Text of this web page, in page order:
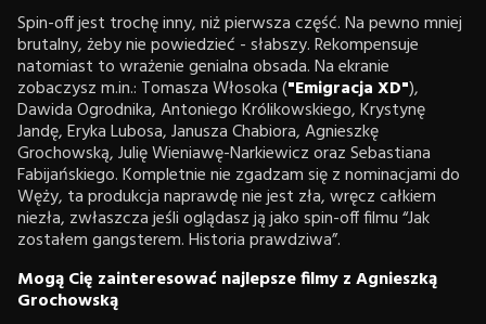
Spin-off jest trochę inny, niż pierwsza część. Na pewno mniej
brutalny, żeby nie powiedzieć - słabszy. Rekompensuje
natomiast to wrażenie genialna obsada. Na ekranie
zobaczysz m.in.: Tomasza Włosoka ("Emigracja XD"),
Dawida Ogrodnika, Antoniego Królikowskiego, Krystynę
Jandę, Eryka Lubosa, Janusza Chabiora, Agnieszkę
Grochowską, Julię Wieniawę-Narkiewicz oraz Sebastiana
Fabijańskiego. Kompletnie nie zgadzam się z nominacjami do
Węży, ta produkcja naprawdę nie jest zła, wręcz całkiem
niezła, zwłaszcza jeśli oglądasz ją jako spin-off filmu “Jak
zostałem gangsterem. Historia prawdziwa”.
Mogą Cię zainteresować najlepsze filmy z Agnieszką
Grochowską